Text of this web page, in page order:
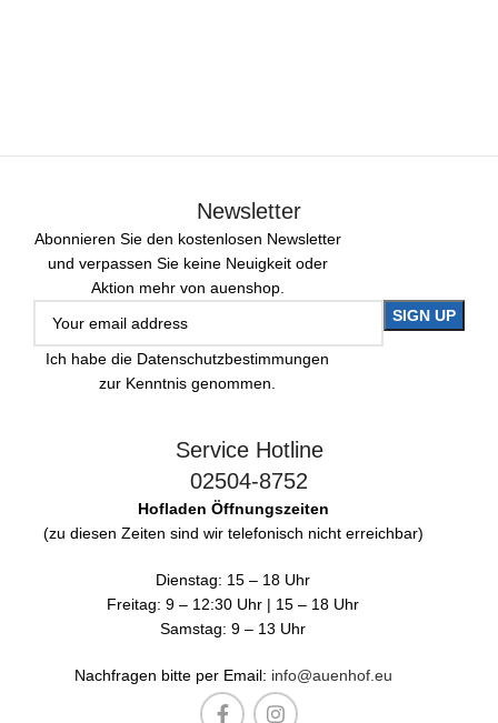
Newsletter
Abonnieren Sie den kostenlosen Newsletter
und verpassen Sie keine Neuigkeit oder
Aktion mehr von auenshop.
Ich habe die Datenschutzbestimmungen
zur Kenntnis genommen.
Service Hotline
02504-8752
Hofladen Öffnungszeiten
(zu diesen Zeiten sind wir telefonisch nicht erreichbar)
Dienstag: 15 – 18 Uhr
Freitag: 9 – 12:30 Uhr | 15 – 18 Uhr
Samstag: 9 – 13 Uhr
Nachfragen bitte per Email: info@auenhof.eu